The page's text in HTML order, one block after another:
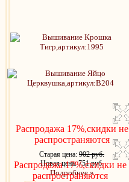
Распродажа 17%,скидки не
распространяются
Старая цена: 902 руб.
Новая цена: 751 руб.
Подробнее »
Распродажа 17%,скидки не
распространяются